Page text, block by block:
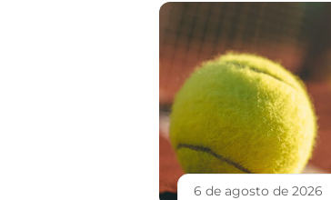
6 de agosto de 2026